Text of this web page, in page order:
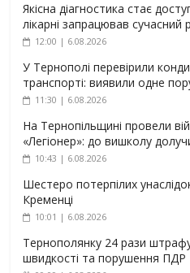
Якісна діагностика стає
лікарні запрацював сучасний
12:00 | 6.08.2026
У Тернополі перевірили
транспорті: виявили одне
11:30 | 6.08.2026
На Тернопільщині провели
«Легіонер»: до вишколу
10:43 | 6.08.2026
Шестеро потерпілих
Кременці
10:01 | 6.08.2026
Тернополянку 24 рази
швидкості та порушення ПДР